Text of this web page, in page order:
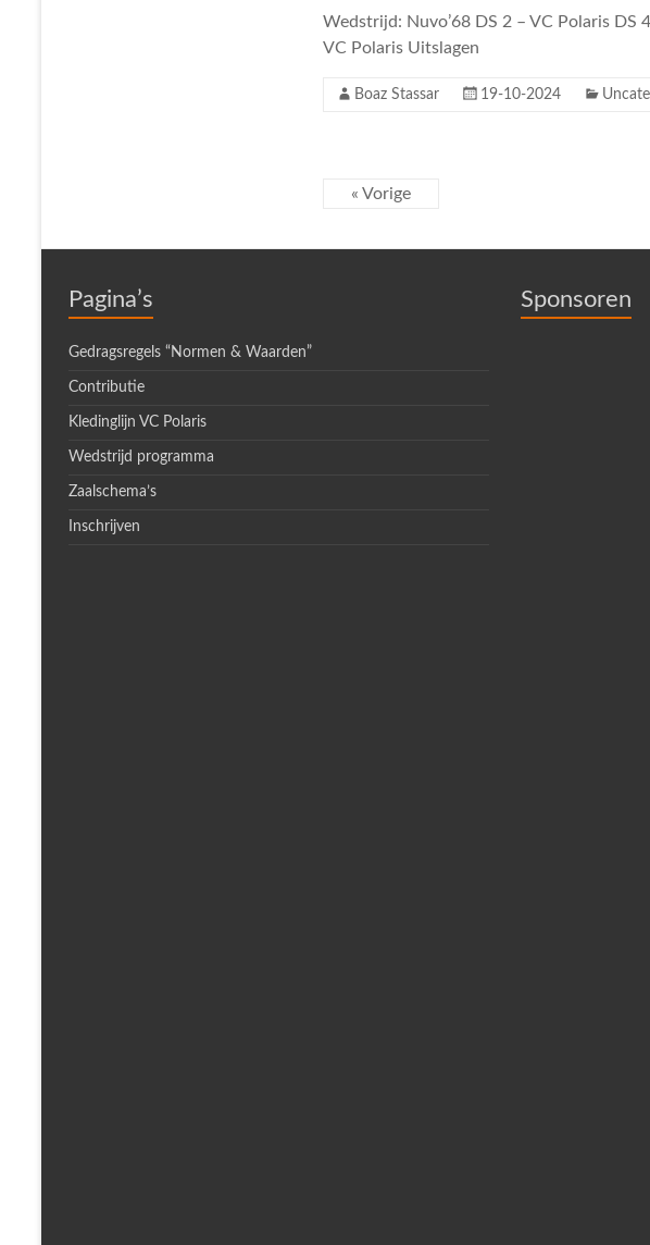
Wedstrijd: Nuvo’68 DS 2 – VC Polaris
VC Polaris Uitslagen
Boaz Stassar 19-10-2024
« Vorige
Pagina’s
Gedragsregels “Normen & Waarden”
Contributie
Kledinglijn VC Polaris
Wedstrijd programma
Zaalschema’s
Inschrijven
Sponsoren